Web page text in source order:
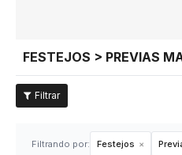
FESTEJOS > PREVIAS
Filtrando por: Festejos